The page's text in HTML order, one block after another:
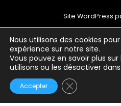
Nous utilisons des cookies
expérience sur notre site.
Vous pouvez en savoir plus
utilisons ou les désactiver
Accepter Fermer la
Site WordPress
Mentions
Conditions
Politique de